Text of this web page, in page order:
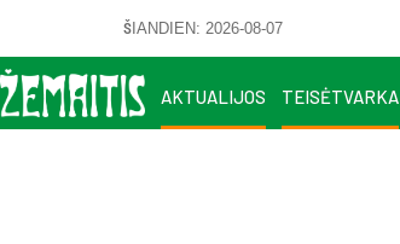
ŠIANDIEN: 2026-08-07
AKTUALIJOS TEISĖTVARKA